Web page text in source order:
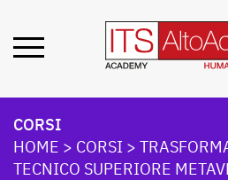
CORSI
HOME > CORSI >
TECNICO SUPERIORE